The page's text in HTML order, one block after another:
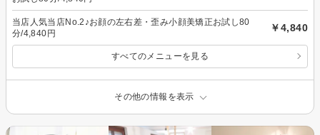
当店人気当店No.2♪お顔の左右差・歪み小顔美矯正お試し80
分/4,840円
￥4,840
すべてのメニューを見る
その他の情報を表示